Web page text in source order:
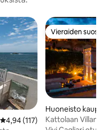
Keskimääräinen arvio 4,94/5,
4,94 (117)
Vieraiden
Vieraiden
Huoneisto
Kattolaan